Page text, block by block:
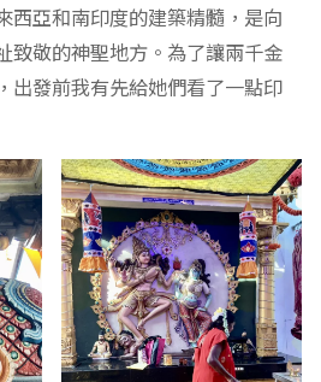
西亞和南印度的建築精髓，是向
致敬的神聖地方。為了讓兩千金
出發前我有先給她們看了一點印